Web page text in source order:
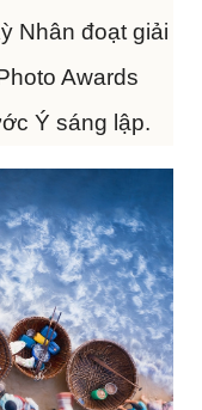
Nhân đoạt giải
Awards
Ý sáng lập.